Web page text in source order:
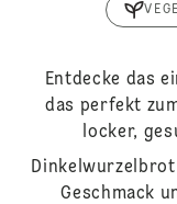
Entdecke das
das perfekt
locker,
Geschmack